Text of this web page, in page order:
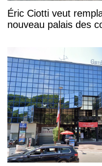
Éric Ciotti veut
nouveau palais des